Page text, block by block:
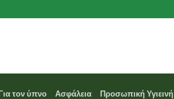
τον ύπνο Ασφάλεια Προσωπική Υγιεινή